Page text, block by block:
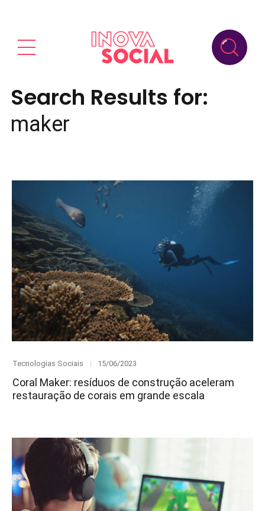
Search Results for:
maker
Category
Tecnologias Sociais
Posted
15/06/2023
Coral Maker: resíduos de construção aceleram
restauração de corais em grande escala